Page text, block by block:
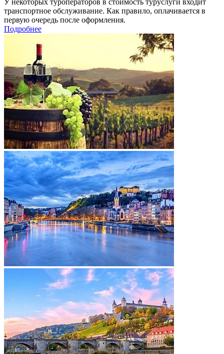
транспортное обслуживание. Как правило, оплачивается в
первую очередь после оформления.
Подробнее